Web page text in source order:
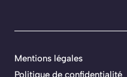
Mentions légales
Politique de confidentialité